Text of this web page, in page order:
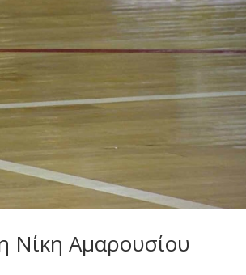
Νίκη Αμαρουσίου